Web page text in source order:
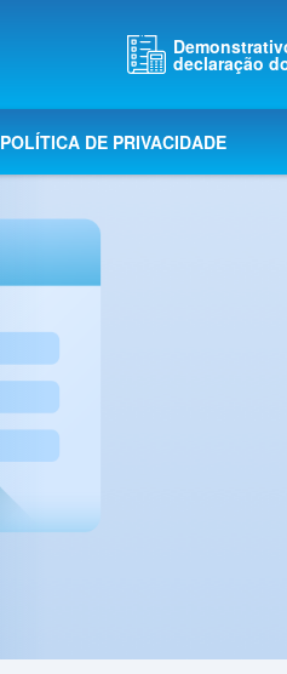
declaração
POLÍTICA DE PRIVACIDADE